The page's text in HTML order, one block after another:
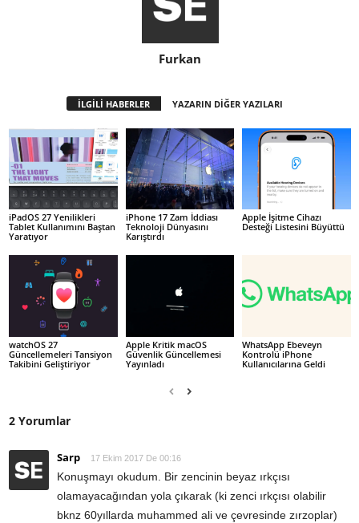
Furkan
İLGİLİ HABERLER YAZARIN DİĞER YAZILARI
iPadOS 27 Yenilikleri
Tablet Kullanımını Baştan
Yaratıyor
iPhone 17 Zam İddiası
Teknoloji Dünyasını
Karıştırdı
Apple İşitme Cihazı
Desteği Listesini Büyüttü
watchOS 27
Güncellemeleri Tansiyon
Takibini Geliştiriyor
Apple Kritik macOS
Güvenlik Güncellemesi
Yayınladı
WhatsApp Ebeveyn
Kontrolü iPhone
Kullanıcılarına Geldi
2 Yorumlar
Sarp 17 Ekim 2017 De 00:16
Konuşmayı okudum. Bir zencinin beyaz ırkçısı
olamayacağından yola çıkarak (ki zenci ırkçısı olabilir
bknz 60yıllarda muhammed ali ve çevresinde zırzoplar)